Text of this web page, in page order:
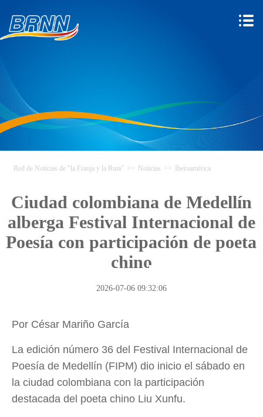
Red de Noticias de "la Franja y
Red de Noticias de "la Franja y la Ruta" >> Noticias >> Iberoamérica
Ciudad colombiana de Medellín
alberga Festival Internacional de
Poesía con participación de poeta
chino
2026-07-06 09:32:06
Por César Mariño García
La edición número 36 del Festival Internacional de
Poesía de Medellín (FIPM) dio inicio el sábado en
la ciudad colombiana con la participación
destacada del poeta chino Liu Xunfu.